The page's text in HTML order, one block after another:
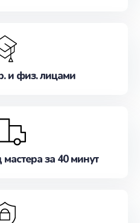
и физ. лицами
за 40 минут